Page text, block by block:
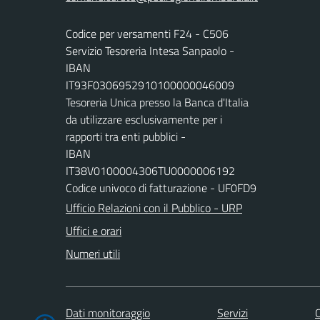
Codice per versamenti F24 - C506
Servizio Tesoreria Intesa Sanpaolo -
IBAN
IT93F0306952910100000046009
Tesoreria Unica presso la Banca d'Italia
da utilizzare esclusivamente per i
rapporti tra enti pubblici -
IBAN
IT38V0100004306TU0000006192
Codice univoco di fatturazione - UF0FD9
Ufficio Relazioni con il Pubblico - URP
Uffici e orari
Numeri utili
Dati monitoraggio Servizi